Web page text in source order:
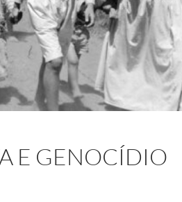
E GENOCÍDIO